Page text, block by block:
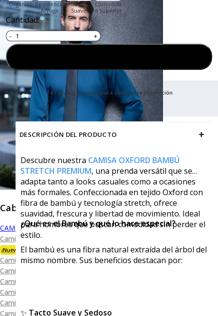
Caballero
CAMISAS
Camisa Premium Bambú
¡Nueva Colección!
Camisa Blanca
Camisa Performance
Camisa Piqué
Camisa Oxford
Camisa Lisa y Textura
Camisa Diseño
Orgánico Resistencia
Arruga
Tacto
Suave
Comodida
d Superior
Cantidad:
Te faltan 3 prendas para obtener la promoción
DESCRIPCIÓN DEL PRODUCTO +
Descubre nuestra CAMISA OXFORD BAMBÚ
STRETCH PREMIUM, una prenda versátil que se
adapta tanto a looks casuales como a ocasiones
más formales. Confeccionada en tejido Oxford con
fibra de bambú y tecnología stretch, ofrece
suavidad, frescura y libertad de movimiento. Ideal
para hombres que buscan comodidad sin perder el
estilo.
¿Qué es el Bambú y qué lo hace especial?
El bambú es una fibra natural extraída del árbol del
mismo nombre. Sus beneficios destacan por:
✨ Tacto Suave y Sedoso